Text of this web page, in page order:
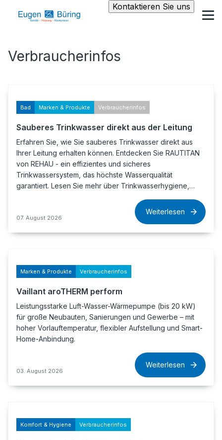
Kontaktieren Sie uns
Verbraucherinfos
Bad Marken & Produkte Verbraucherinfos
Sauberes Trinkwasser direkt aus der Leitung
Erfahren Sie, wie Sie sauberes Trinkwasser direkt aus
Ihrer Leitung erhalten können. Entdecken Sie RAUTITAN
von REHAU - ein effizientes und sicheres
Trinkwassersystem, das höchste Wasserqualität
garantiert. Lesen Sie mehr über Trinkwasserhygiene,…
07. August 2026
Weiterlesen
Marken & Produkte Verbraucherinfos
Vaillant aroTHERM perform
Leistungsstarke Luft-Wasser-Wärmepumpe (bis 20 kW)
für große Neubauten, Sanierungen und Gewerbe – mit
hoher Vorlauftemperatur, flexibler Aufstellung und Smart-
Home-Anbindung.
03. August 2026
Weiterlesen
Komfort & Hygiene Verbraucherinfos